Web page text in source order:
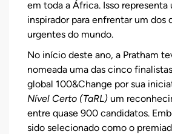
em toda a África. Isso representa
inspirador para enfrentar um dos
urgentes do mundo.
No início deste ano, a Pratham
nomeada uma das cinco
global 100&Change por sua
Nível Certo (TaRL) um
entre quase 900 candidatos.
sido selecionado como o